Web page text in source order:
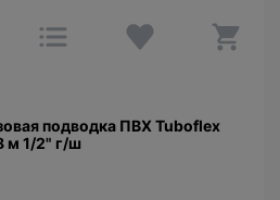
подводка ПВХ Tuboflex
м 1/2" г/ш